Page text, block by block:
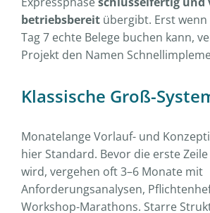
betriebsbereit übergibt. Erst wenn
Tag 7 echte Belege buchen kann,
Projekt den Namen
Klassische Groß-
Monatelange Vorlauf- und
hier Standard. Bevor die erste
wird, vergehen oft 3–6 Monate mit
Anforderungsanalysen,
Workshop-Marathons. Starre